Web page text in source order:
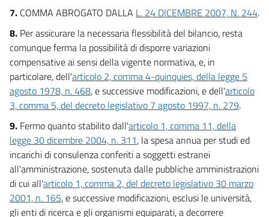
7. COMMA ABROGATO DALLA L. 24 DICEMBRE 2007, N. 244.
8. Per assicurare la necessaria flessibilità del bilancio, resta
comunque ferma la possibilità di disporre variazioni
compensative ai sensi della vigente normativa, e, in
particolare, dell'articolo 2, comma 4-quinquies, della legge 5
agosto 1978, n. 468, e successive modificazioni, e dell'articolo
3, comma 5, del decreto legislativo 7 agosto 1997, n. 279.
9. Fermo quanto stabilito dall'articolo 1, comma 11, della
legge 30 dicembre 2004, n. 311, la spesa annua per studi ed
incarichi di consulenza conferiti a soggetti estranei
all'amministrazione, sostenuta dalle pubbliche amministrazioni
di cui all'articolo 1, comma 2, del decreto legislativo 30 marzo
2001, n. 165, e successive modificazioni, esclusi le università,
gli enti di ricerca e gli organismi equiparati, a decorrere